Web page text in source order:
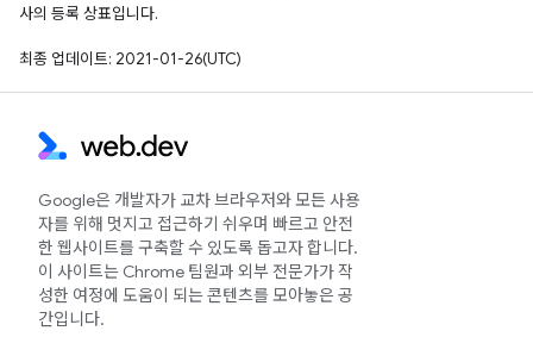
사의 등록 상표입니다.
최종 업데이트: 2021-01-26(UTC)
Google은 개발자가 교차 브라우저와 모든 사용
자를 위해 멋지고 접근하기 쉬우며 빠르고 안전
한 웹사이트를 구축할 수 있도록 돕고자 합니다.
이 사이트는 Chrome 팀원과 외부 전문가가 작
성한 여정에 도움이 되는 콘텐츠를 모아놓은 공
간입니다.